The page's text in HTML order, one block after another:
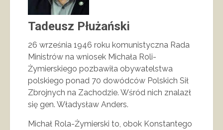
Tadeusz Płużański
26 września 1946 roku komunistyczna Rada
Ministrów na wniosek Michała Roli-
Żymierskiego pozbawiła obywatelstwa
polskiego ponad 70 dowódców Polskich Sił
Zbrojnych na Zachodzie. Wśród nich znalazł
się gen. Władysław Anders.
Michał Rola-Żymierski to, obok Konstantego